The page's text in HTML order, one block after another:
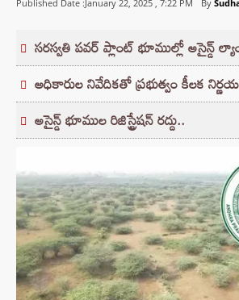
Published Date :January 22, 2025 , 7:22 PM By
సరస్వతి పవర్ ప్లాంట్ భూముల్లో అసైన్డ్
అధికారుల నివేదికతో ప్రభుత్వం కీలక
అసైన్డ్ భూముల రిజిస్ట్రేషన్ రద్దు..